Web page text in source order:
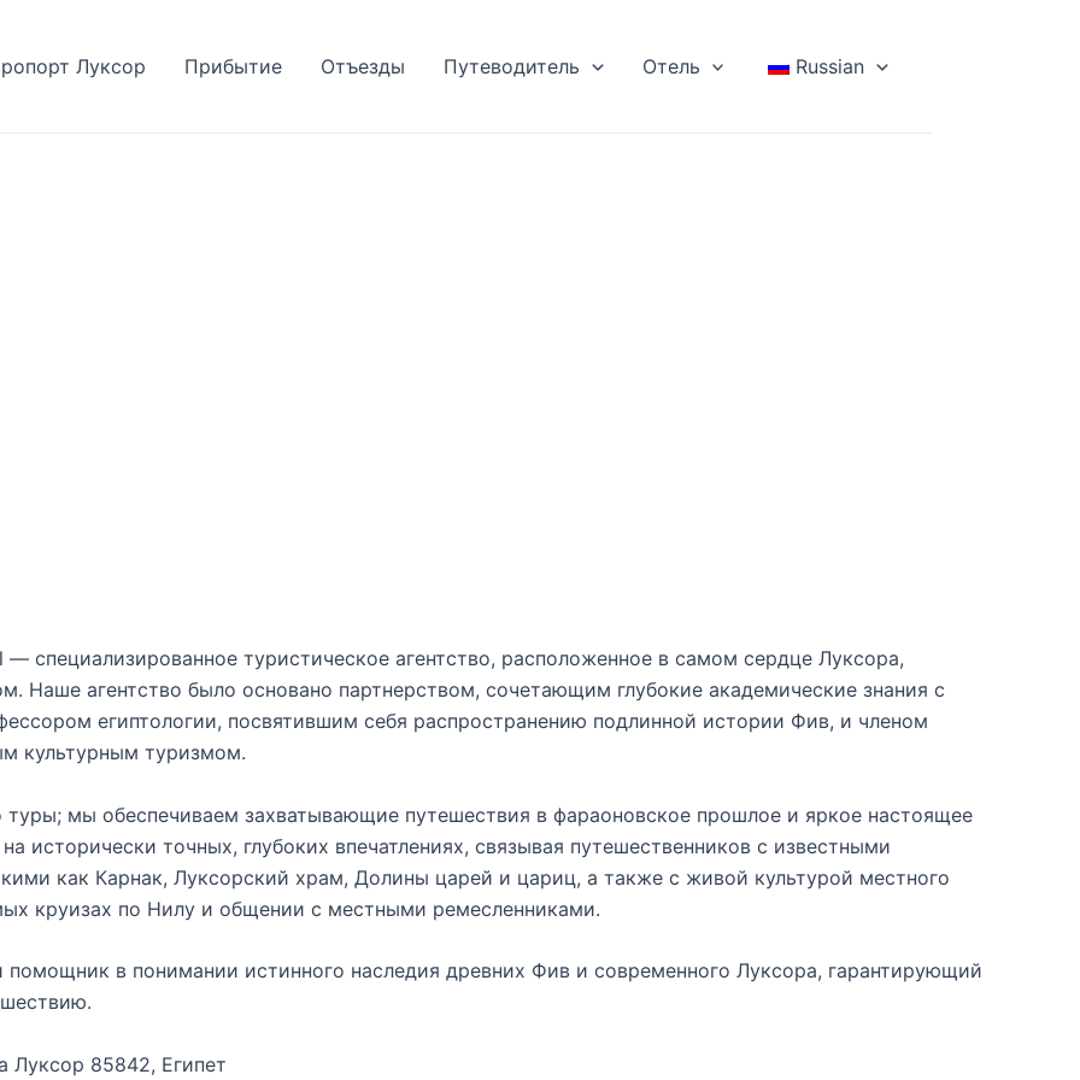
Луксор Прибытие Отъезды Путеводитель Отель Russian
— специализированное туристическое агентство, расположенное в самом сердце Луксора,
Наше агентство было основано партнерством, сочетающим глубокие академические знания с
египтологии, посвятившим себя распространению подлинной истории Фив, и членом
культурным туризмом.
мы обеспечиваем захватывающие путешествия в фараоновское прошлое и яркое настоящее
исторически точных, глубоких впечатлениях, связывая путешественников с известными
как Карнак, Луксорский храм, Долины царей и цариц, а также с живой культурой местного
круизах по Нилу и общении с местными ремесленниками.
в понимании истинного наследия древних Фив и современного Луксора, гарантирующий
Луксор 85842, Египет